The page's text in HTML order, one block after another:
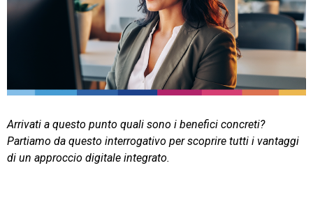
Financial Solutions
TeamSystem Store
Arrivati a questo punto quali sono i benefici concreti?
Partiamo da questo interrogativo per scoprire tutti i vantaggi
di un approccio digitale integrato.